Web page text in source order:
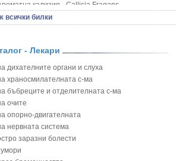
кализия - Callisia Fragans
- Sorbus melanocorpa
аир - Acorus calamus L.
тъжник - Spirea ulmaria L.
шушулки - Phaseolus Vulgaris L.
- Paeonia Decora
връхчета - Pinus sylvestris
- Ocimum Basillicum
- Tamus Communis
- Rubia tinctorum L.
- Hedera helix L.
всички билки
- Лекари
дихателните органи и слуха
храносмилателната с-ма
бъбреците и отделителната с-ма
очите
опорно-двигателната
нервната система
заразни болести